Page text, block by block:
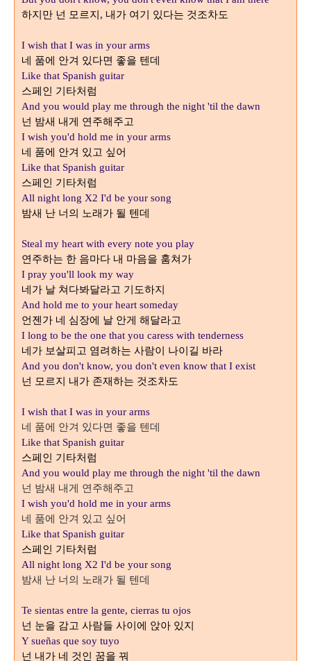
하지만 넌 모르지, 내가 여기 있다는 것조차도
I wish that I was in your arms
네 품에 안겨 있다면 좋을 텐데
Like that Spanish guitar
스페인 기타처럼
And you would play me through the night 'til the dawn
넌 밤새 내게 연주해주고
I wish you'd hold me in your arms
네 품에 안겨 있고 싶어
Like that Spanish guitar
스페인 기타처럼
All night long X2 I'd be your song
밤새 난 너의 노래가 될 텐데
Steal my heart with every note you play
연주하는 한 음마다 내 마음을 훔쳐가
I pray you'll look my way
네가 날 쳐다봐달라고 기도하지
And hold me to your heart someday
언젠가 네 심장에 날 안게 해달라고
I long to be the one that you caress with tenderness
네가 보살피고 염려하는 사람이 나이길 바라
And you don't know, you don't even know that I exist
넌 모르지 내가 존재하는 것조차도
I wish that I was in your arms
네 품에 안겨 있다면 좋을 텐데
Like that Spanish guitar
스페인 기타처럼
And you would play me through the night 'til the dawn
넌 밤새 내게 연주해주고
I wish you'd hold me in your arms
네 품에 안겨 있고 싶어
Like that Spanish guitar
스페인 기타처럼
All night long X2 I'd be your song
밤새 난 너의 노래가 될 텐데
Te sientas entre la gente, cierras tu ojos
넌 눈을 감고 사람들 사이에 앉아 있지
Y sueñas que soy tuyo
넌 내가 네 것인 꿈을 꿔